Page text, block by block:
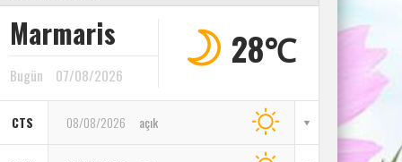
Marmaris
Bugün 07/08/2026
28℃
CTS 08/08/2026 açık